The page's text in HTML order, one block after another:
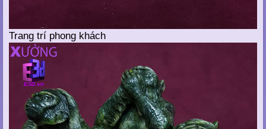
Trang trí phong khách